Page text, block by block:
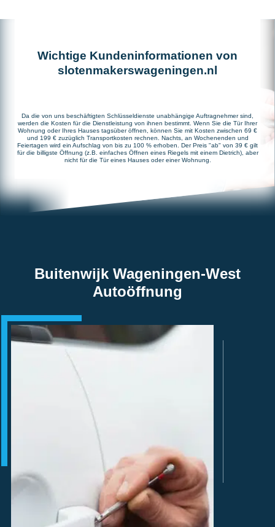
Wichtige Kundeninformationen von
slotenmakerswageningen.nl
Da die von uns beschäftigten Schlüsseldienste unabhängige Auftragnehmer sind,
werden die Kosten für die Dienstleistung von ihnen bestimmt. Wenn Sie die Tür Ihrer
Wohnung oder Ihres Hauses tagsüber öffnen, können Sie mit Kosten zwischen 69 €
und 199 € zuzüglich Transportkosten rechnen. Nachts, an Wochenenden und
Feiertagen wird ein Aufschlag von bis zu 100 % erhoben. Der Preis "ab" von 39 € gilt
für die billigste Öffnung (z.B. einfaches Öffnen eines Riegels mit einem Dietrich), aber
nicht für die Tür eines Hauses oder einer Wohnung.
Buitenwijk Wageningen-West
Autoöffnung